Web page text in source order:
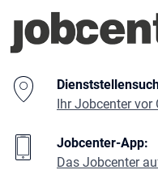
Branding-
Ihr Jobcenter vor
Jobcenter-App:
Das Jobcenter